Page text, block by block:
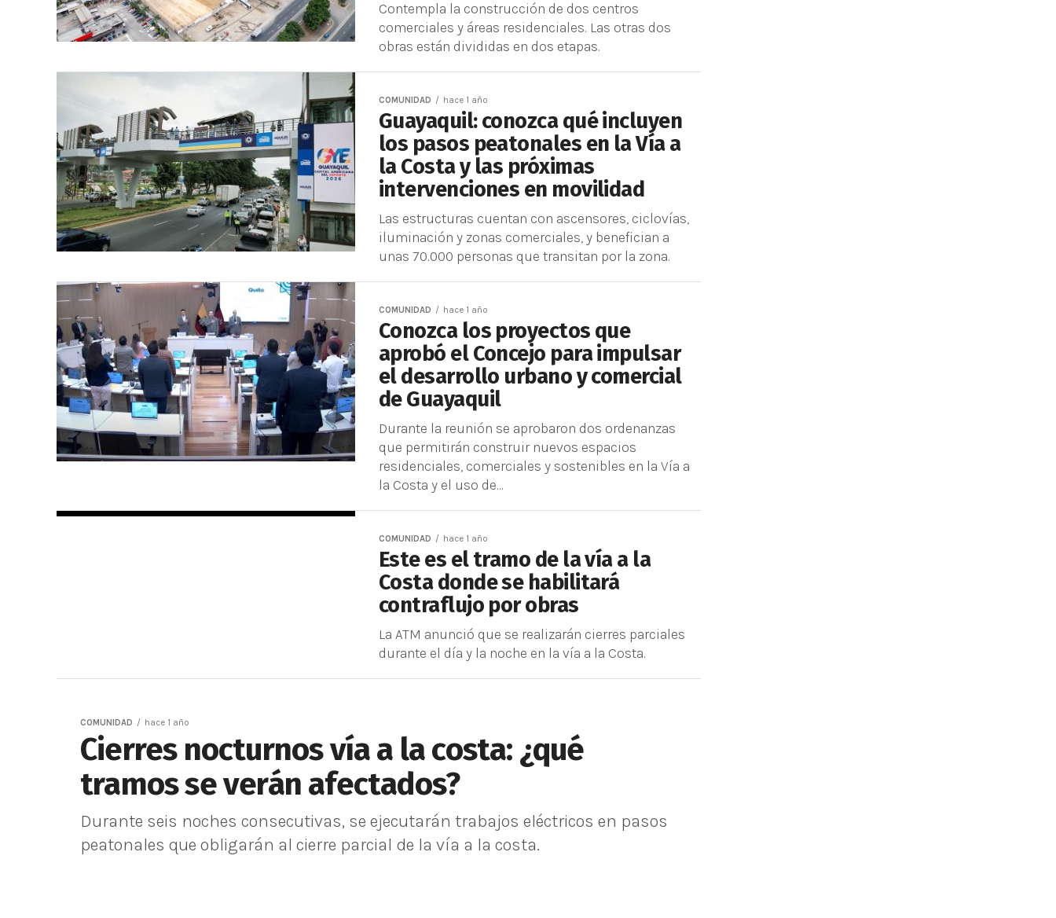
Contempla la construcción de dos centros
comerciales y áreas residenciales. Las otras dos
obras están divididas en dos etapas.
COMUNIDAD hace 1 año
Guayaquil: conozca qué incluyen
los pasos peatonales en la Vía a
la Costa y las próximas
intervenciones en movilidad
Las estructuras cuentan con ascensores, ciclovías,
iluminación y zonas comerciales, y benefician a
unas 70.000 personas que transitan por la zona.
COMUNIDAD hace 1 año
Conozca los proyectos que
aprobó el Concejo para impulsar
el desarrollo urbano y comercial
de Guayaquil
Durante la reunión se aprobaron dos ordenanzas
que permitirán construir nuevos espacios
residenciales, comerciales y sostenibles en la Vía a
la Costa y el uso de...
COMUNIDAD hace 1 año
Este es el tramo de la vía a la
Costa donde se habilitará
contraflujo por obras
La ATM anunció que se realizarán cierres parciales
durante el día y la noche en la vía a la Costa.
COMUNIDAD hace 1 año
Cierres nocturnos vía a la costa: ¿qué
tramos se verán afectados?
Durante seis noches consecutivas, se ejecutarán trabajos eléctricos en pasos
peatonales que obligarán al cierre parcial de la vía a la costa.